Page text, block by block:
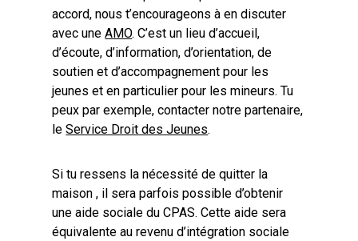
accord, nous t’encourageons à en discuter
avec uneAMO. C’est un lieu d’accueil,
d’écoute, d’information, d’orientation, de
soutien et d’accompagnement pour les
jeunes et en particulier pour les mineurs. Tu
peux par exemple, contacter notre partenaire,
leService Droit des Jeunes.
Si tu ressens la nécessité de quitter la
maison , il sera parfois possible d’obtenir
une aide sociale du CPAS. Cette aide sera
équivalente au revenu d’intégration sociale